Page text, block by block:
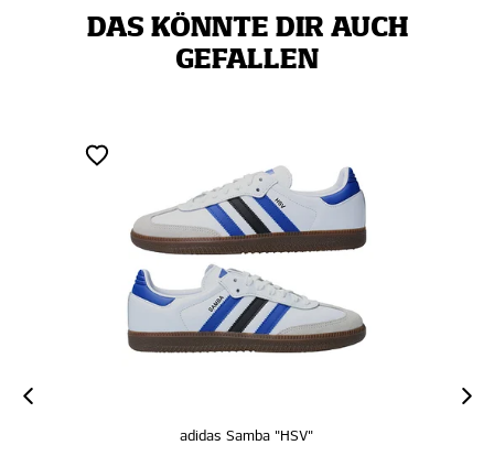
DAS KÖNNTE DIR AUCH
GEFALLEN
adidas Samba "HSV"